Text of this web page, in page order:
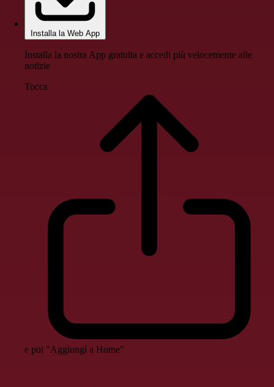
Installa la Web App
Installa la nostra App gratuita e accedi più velocemente alle
notizie
Tocca
e poi "Aggiungi a Home"